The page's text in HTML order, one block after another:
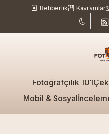
Rehberlik Kavramlar
Fotoğrafçılık 101
Mobil & Sosyal